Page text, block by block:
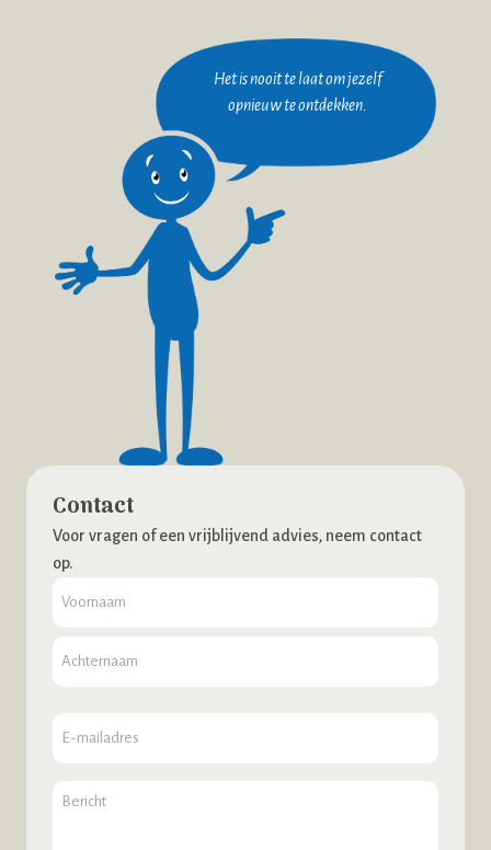
Het is nooit te laat om jezelf
opnieuw te ontdekken.
Contact
Voor vragen of een vrijblijvend advies, neem contact
op.
Bericht